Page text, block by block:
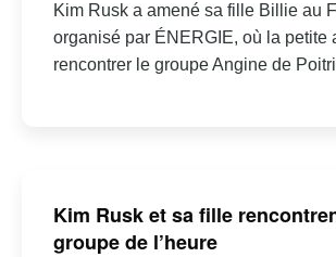
Kim Rusk a amené sa fille Billie au
organisé par ÉNERGIE, où la petite
rencontrer le groupe Angine de
Kim Rusk et sa fille
groupe de l’heure